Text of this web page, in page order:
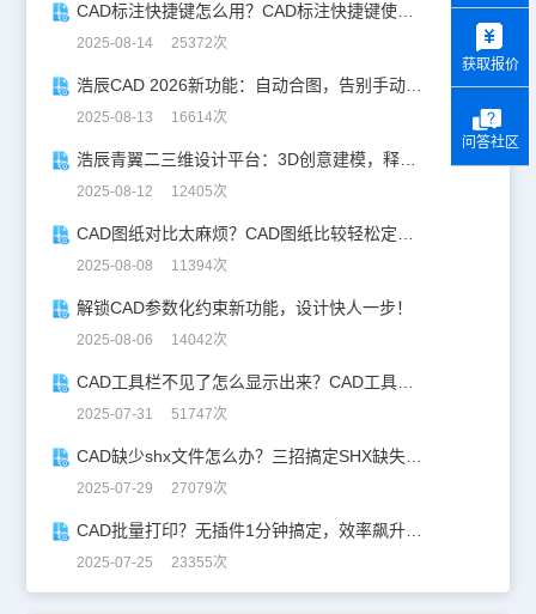
CAD标注快捷键怎么用？CAD标注快捷键使用教程
2025-08-14 25372次
浩辰CAD 2026新功能：自动合图，告别手动拼图！
2025-08-13 16614次
浩辰青翼二三维设计平台：3D创意建模，释放创意生产力！
2025-08-12 12405次
CAD图纸对比太麻烦？CAD图纸比较轻松定位修改，开启高效设计之旅
2025-08-08 11394次
解锁CAD参数化约束新功能，设计快人一步！
2025-08-06 14042次
CAD工具栏不见了怎么显示出来？CAD工具栏恢复指南
2025-07-31 51747次
CAD缺少shx文件怎么办？三招搞定SHX缺失难题
2025-07-29 27079次
CAD批量打印？无插件1分钟搞定，效率飙升90%！
2025-07-25 23355次
获取报价
问答社区